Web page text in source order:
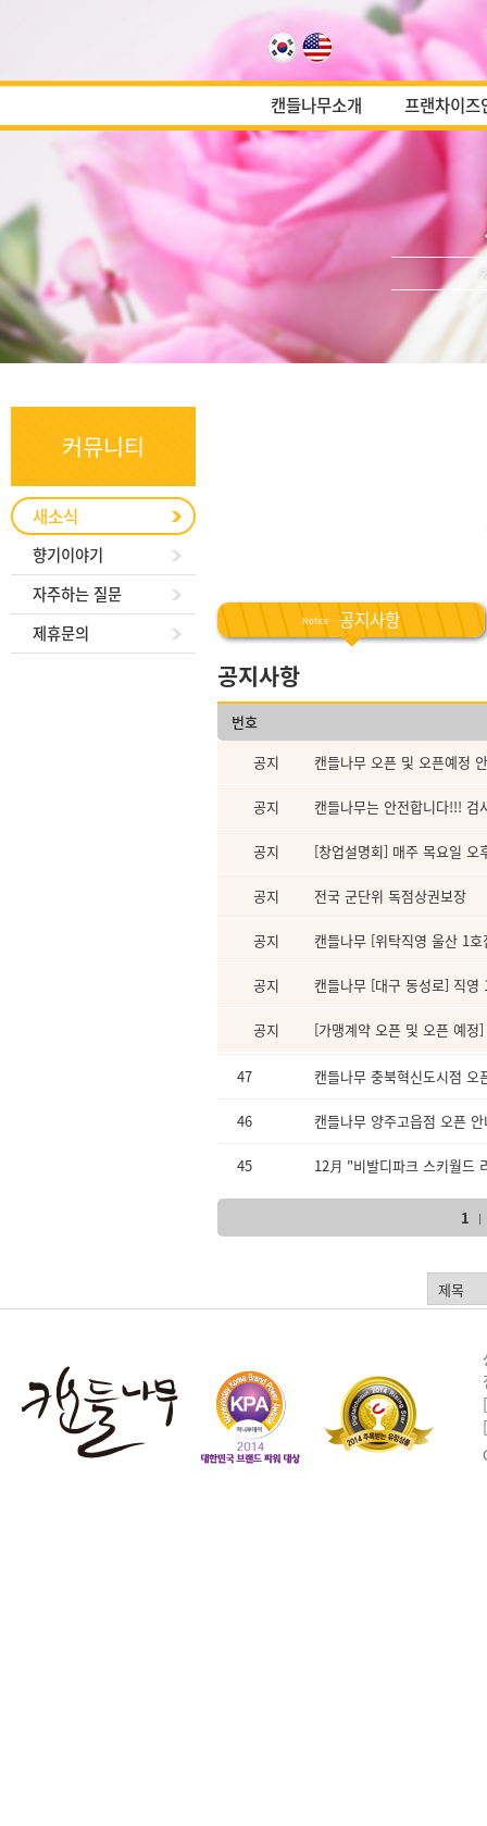
캔들나무소개 프랜차이즈
커뮤니티
새소식
향기이야기
자주하는 질문
제휴문의
Notice 공지사항
공지사항
번호
공지
캔들나무 오픈 및 오픈예정
공지 캔들나무는 안전합니다!!! 검
공지 [창업설명회] 매주 목요일
공지 전국 군단위 독점상권보장
공지 캔들나무 [위탁직영 울산 1
공지 캔들나무 [대구 동성로] 직
공지 [가맹계약 오픈 및 오픈 예정]
47 캔들나무 충북혁신도시점 오
46 캔들나무 양주고읍점 오픈
45 12月 "비발디파크 스키월드
1